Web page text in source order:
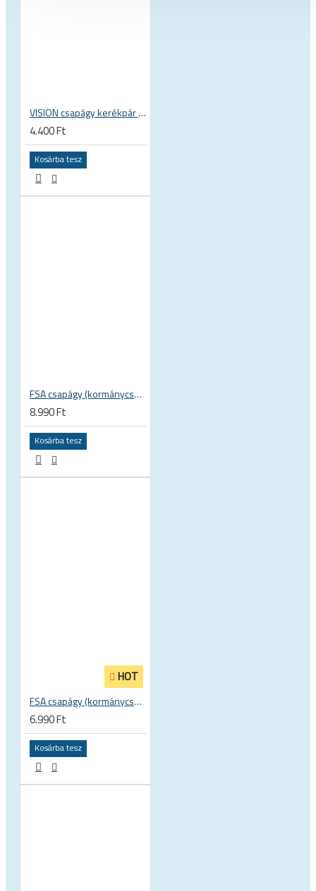
VISION csapágy kerékpár kerék kerékagy 17x30x7 mm 30 x 17 x 7 mm 6903 RS RZ ISB 752-13353ISB
4.400 Ft
Kosárba tesz
FSA csapágy (kormánycsapágy) ACB micro 1 3/8 zoll 36 x 45 37 x 48.9 x 6.5 mm is-2-138 / MR031 160-6753
8.990 Ft
Kosárba tesz
HOT
FSA csapágy (kormánycsapágy) ACB TH-073 ACB 36°x45° 1.5 zoll 40 x 51.8 x 8 mm S MR127 160-6761
6.990 Ft
Kosárba tesz